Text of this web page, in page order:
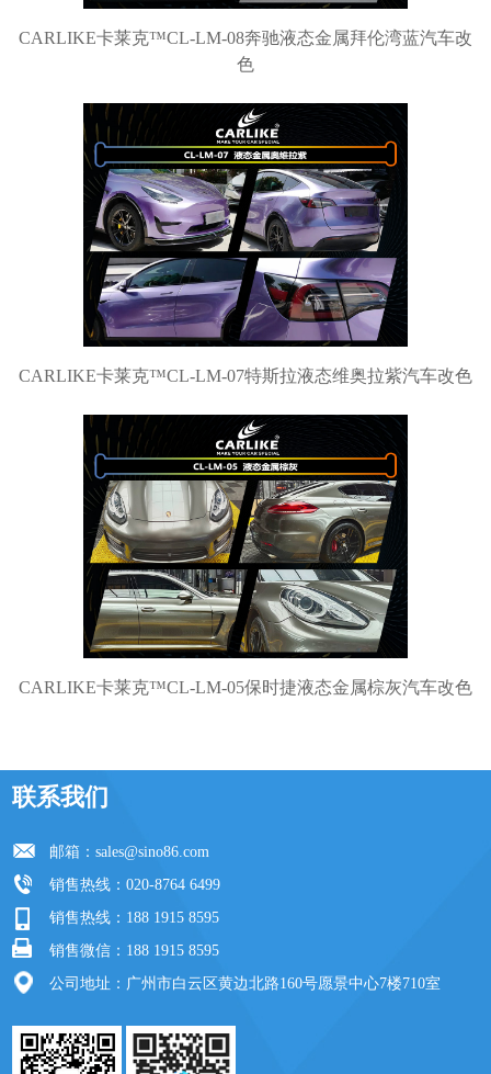
CARLIKE卡莱克™CL-LM-08奔驰液态金属拜伦湾蓝汽车改
色
CARLIKE卡莱克™CL-LM-07特斯拉液态维奥拉紫汽车改色
CARLIKE卡莱克™CL-LM-05保时捷液态金属棕灰汽车改色
联系我们
邮箱：sales@sino86.com
销售热线：020-8764 6499
销售热线：188 1915 8595
销售微信：188 1915 8595
公司地址：广州市白云区黄边北路160号愿景中心7楼710室